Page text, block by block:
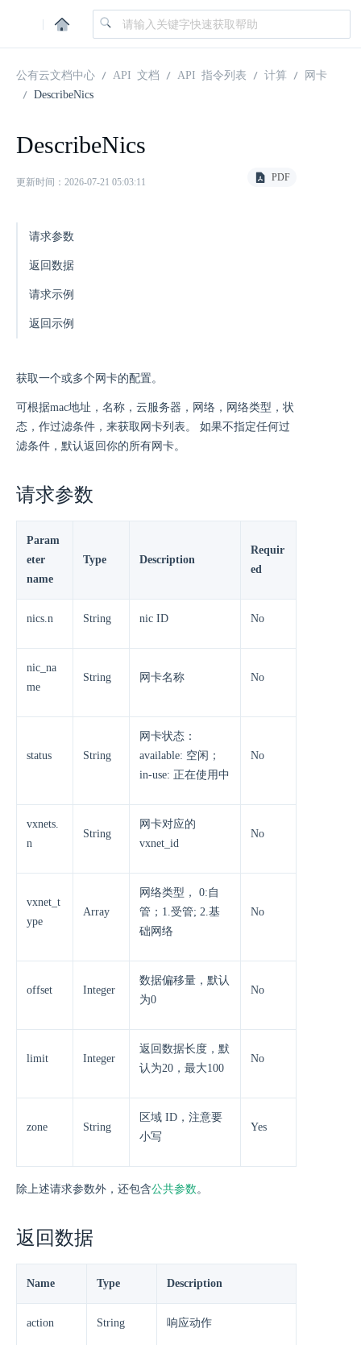
|
公有云文档中心 API 文档 API 指令列表 计算
网卡
DescribeNics
DescribeNics
更新时间：2026-07-21 05:03:11 PDF
请求参数
返回数据
请求示例
返回示例
获取一个或多个网卡的配置。
可根据mac地址，名称，云服务器，网络，网络类型，状
态，作过滤条件，来获取网卡列表。 如果不指定任何过
滤条件，默认返回你的所有网卡。
请求参数
Param
eter
name
Type Description
Requir
ed
nics.n String nic ID No
nic_na
me
String 网卡名称 No
status String
网卡状态：
available: 空闲；
in-use: 正在使用中
No
vxnets.
n
String
网卡对应的
vxnet_id
No
vxnet_t
ype
Array
网络类型， 0:自
管；1.受管; 2.基
础网络
No
offset Integer
数据偏移量，默认
为0
No
limit Integer
返回数据长度，默
认为20，最大100
No
zone String
区域 ID，注意要
小写
Yes
除上述请求参数外，还包含公共参数。
返回数据
Name Type Description
action String 响应动作